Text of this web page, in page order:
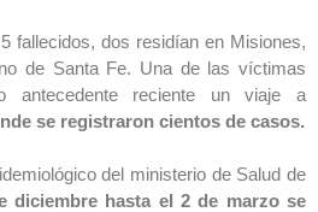
fallecidos, dos residían en Misiones,
de Santa Fe. Una de las víctimas
antecedente reciente un viaje a
se registraron cientos de casos.
del ministerio de Salud de
diciembre hasta el 2 de marzo se